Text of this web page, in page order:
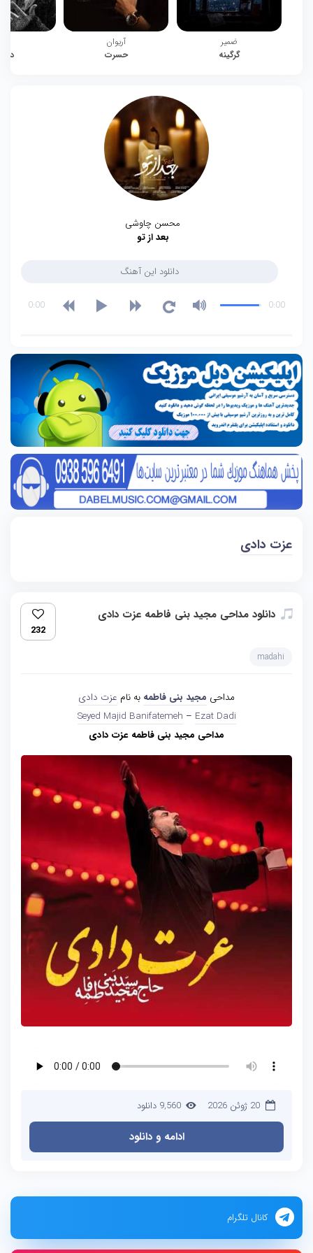
ضمیر
گرگینه
آریوان
حسرت
محسن چاوشی
بعد از تو
دانلود این آهنگ
0:00
0:00
عزت دادی
دانلود مداحی مجید بنی فاطمه عزت دادی
232
madahi
مداحی مجید بنی فاطمه به نام عزت دادی
Seyed Majid Banifatemeh – Ezat Dadi
مداحی مجید بنی فاطمه عزت دادی
20 ژوئن 2026 9,560 دانلود
ادامه و دانلود
کانال تلگرام